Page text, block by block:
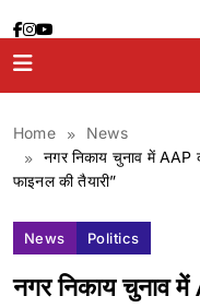
to
content
Home
News
नगर निकाय चुनाव में
फाइनल की तैयारी”
News Politics
नगर निकाय चुनाव